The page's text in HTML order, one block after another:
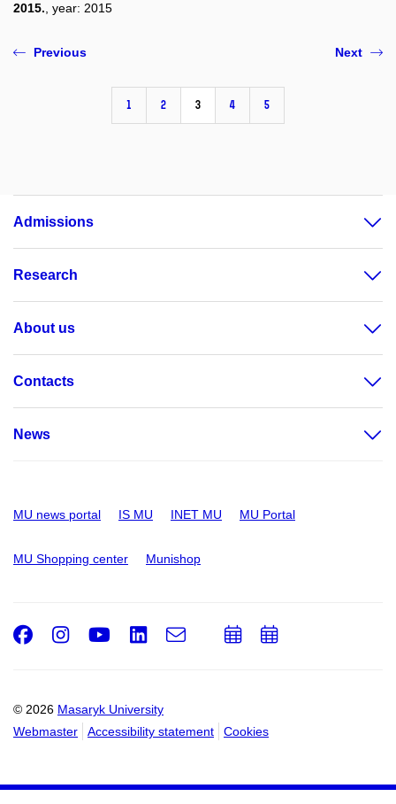
2015. , year: 2015
Previous
1 2 3 4 5
Next
Admissions
Research
About us
Contacts
News
MU news portal IS MU INET MU MU Portal
MU Shopping center Munishop
© 2026 Masaryk University
Webmaster
Accessibility statement Cookies
Facebook
Instagram
Youtube
LinkedIn
e-
AddAdd